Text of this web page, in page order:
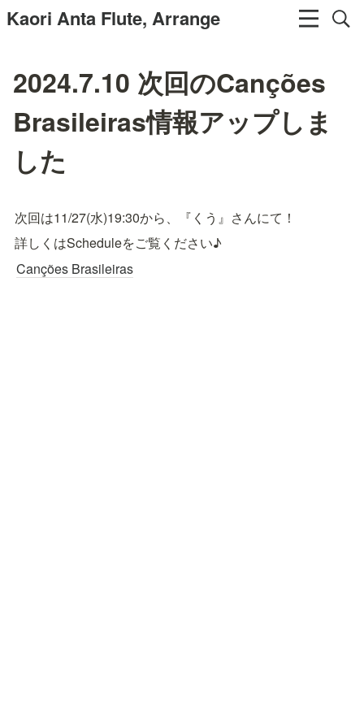
Kaori Anta Flute, Arrange
2024.7.10 次回のCanções
Brasileiras情報アップしま
した
次回は11/27(水)19:30から、『くう』さんにて！
詳しくはScheduleをご覧ください♪
Canções Brasileiras